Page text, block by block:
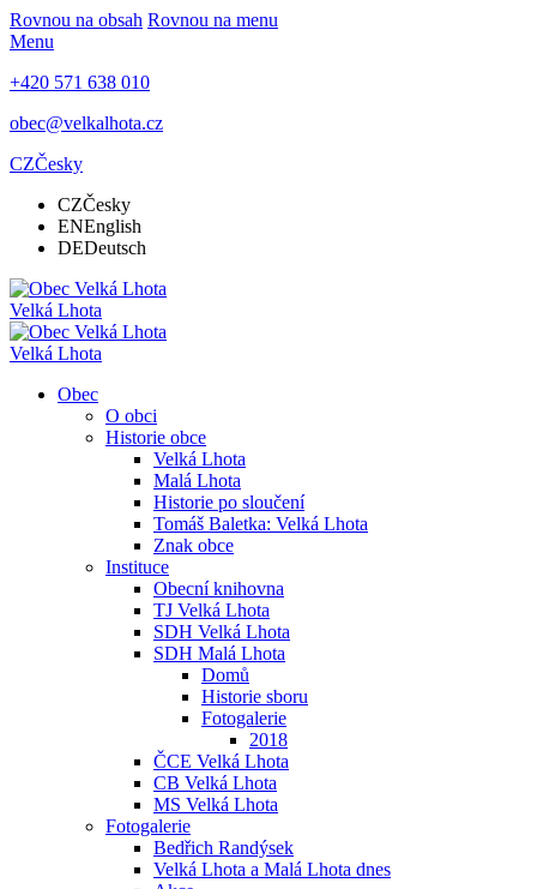
Rovnou na obsah Rovnou na menu
Menu
+420 571 638 010
obec@velkalhota.cz
CZČesky
CZČesky
ENEnglish
DEDeutsch
Velká Lhota
Velká Lhota
Obec
O obci
Historie obce
Velká Lhota
Malá Lhota
Historie po sloučení
Tomáš Baletka: Velká Lhota
Znak obce
Instituce
Obecní knihovna
TJ Velká Lhota
SDH Velká Lhota
SDH Malá Lhota
Domů
Historie sboru
Fotogalerie
2018
ČCE Velká Lhota
CB Velká Lhota
MS Velká Lhota
Fotogalerie
Bedřich Randýsek
Velká Lhota a Malá Lhota dnes